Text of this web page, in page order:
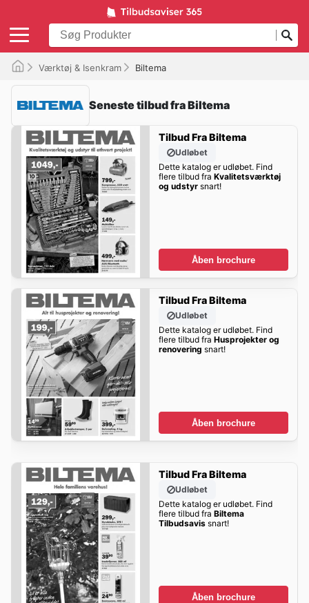
Værktøj & Isenkram Biltema
Seneste tilbud fra Biltema
Tilbud Fra Biltema
Udløbet
Dette katalog er udløbet. Find
flere tilbud fra Kvalitetsværktøj
og udstyrsnart!
Åben brochure
Tilbud Fra Biltema
Udløbet
Dette katalog er udløbet. Find
flere tilbud fra Husprojekter og
renovering snart!
Åben brochure
Tilbud Fra Biltema
Udløbet
Dette katalog er udløbet. Find
flere tilbud fra Biltema
Tilbudsavissnart!
Åben brochure